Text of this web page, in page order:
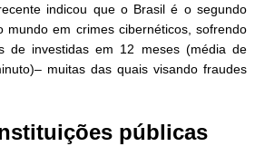
indicou que o Brasil é o segundo
mundo em crimes cibernéticos, sofrendo
de investidas em 12 meses (média de
muitas das quais visando fraudes
públicas